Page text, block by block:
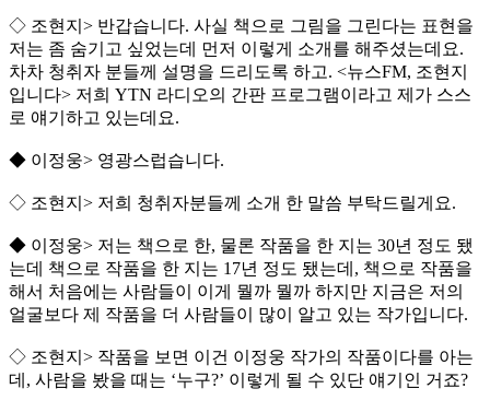
◇ 조현지> 반갑습니다. 사실 책으로 그림을 그린다는 표현을
저는 좀 숨기고 싶었는데 먼저 이렇게 소개를 해주셨는데요.
차차 청취자 분들께 설명을 드리도록 하고. <뉴스FM, 조현지
입니다> 저희 YTN 라디오의 간판 프로그램이라고 제가 스스
로 얘기하고 있는데요.
◆ 이정웅> 영광스럽습니다.
◇ 조현지> 저희 청취자분들께 소개 한 말씀 부탁드릴게요.
◆ 이정웅> 저는 책으로 한, 물론 작품을 한 지는 30년 정도 됐
는데 책으로 작품을 한 지는 17년 정도 됐는데, 책으로 작품을
해서 처음에는 사람들이 이게 뭘까 뭘까 하지만 지금은 저의
얼굴보다 제 작품을 더 사람들이 많이 알고 있는 작가입니다.
◇ 조현지> 작품을 보면 이건 이정웅 작가의 작품이다를 아는
데, 사람을 봤을 때는 ‘누구?’ 이렇게 될 수 있단 얘기인 거죠?